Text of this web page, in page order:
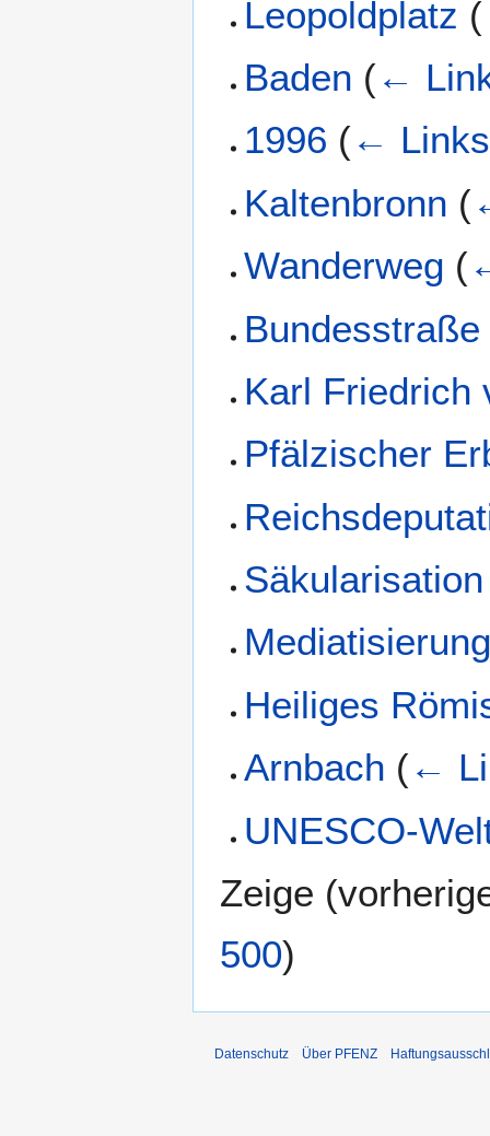
Leopoldplatz (
Baden (←
1996 (← Links
Kaltenbronn (
Wanderweg (
Bundesstraße
Karl Friedrich
Pfälzischer
Säkularisation
Heiliges
Arnbach (←
UNESCO-
Zeige (
500)
Datenschutz Über PFENZ